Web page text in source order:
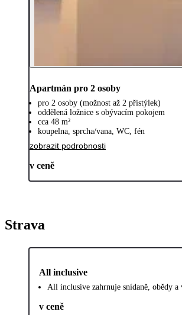
Apartmán pro 2 osoby
pro 2 osoby (možnost až 2 přistýlek)
oddělená ložnice s obývacím pokojem
cca 48 m²
koupelna, sprcha/vana, WC, fén
zobrazit podrobnosti
v ceně
Strava
All inclusive
All inclusive zahrnuje snídaně, obědy
v ceně